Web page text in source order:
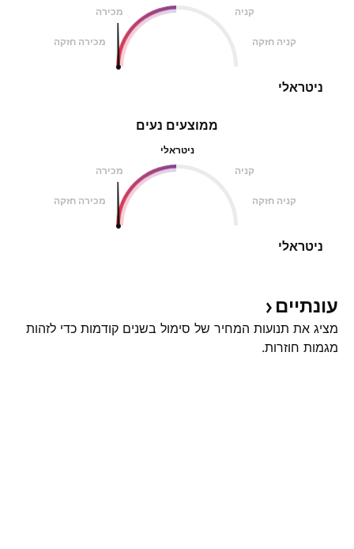
מכירה
קניה
מכירה חזקה קניה חזקה
ניטראלי
ממוצעים נעים
ניטראלי
מכירה
קניה
מכירה חזקה קניה חזקה
ניטראלי
עונתיים
מציג את תנועות המחיר של סימול בשנים קודמות כדי לזהות
מגמות חוזרות.